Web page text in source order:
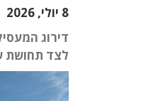
8 יולי, 2026
לצד תחושת